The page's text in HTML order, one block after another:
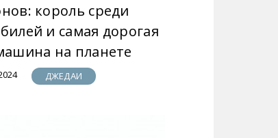
король среди
и самая дорогая
на планете
ДЖЕДАИ